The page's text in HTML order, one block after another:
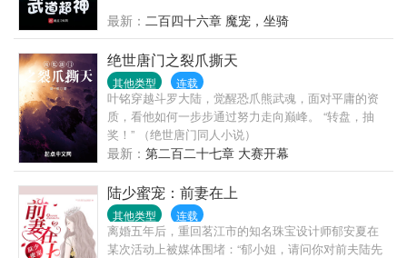
最新： 二百四十六章 魔宠，坐骑
绝世唐门之裂爪撕天
其他类型 连载
叶铭穿越斗罗大陆，觉醒恐爪熊武魂，面对平庸的资
质，看他如何一步步通过努力走向巅峰。 “转盘，抽
奖！” （绝世唐门同人小说）
最新： 第二百二十七章 大赛开幕
陆少蜜宠：前妻在上
其他类型 连载
离婚五年后，重回茗江市的知名珠宝设计师郁安夏在
某次活动上被媒体围堵：“郁小姐，请问你对前夫陆先